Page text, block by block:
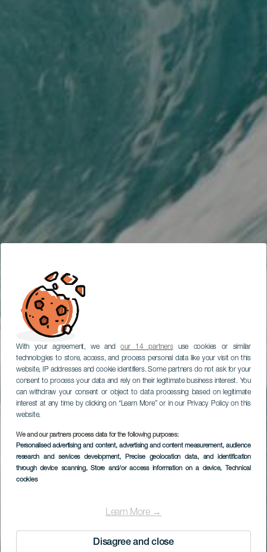
With your agreement, we andour 14 partnersuse cookies or similar
technologies to store, access, and process personal data like your visit on this
website, IP addresses and cookie identifiers. Some partners do not ask for your
consent to process your data and rely on their legitimate business interest. You
can withdraw your consent or object to data processing based on legitimate
interest at any time by clicking on “Learn More” or in our Privacy Policy on this
website.
We and our partners process data for the following purposes:
Personalised advertising and content, advertising and content measurement, audience
research and services development, Precise geolocation data, and identification
through device scanning, Store and/or access information on a device, Technical
cookies
Learn More →
Disagree and close